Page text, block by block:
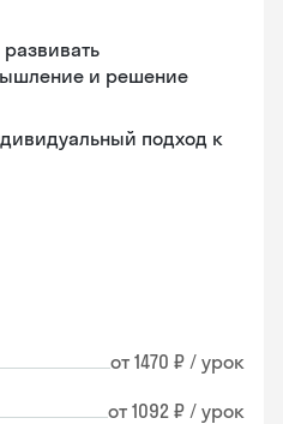
и решение
подход к
от 1470 ₽ / урок
от 1092 ₽ / урок